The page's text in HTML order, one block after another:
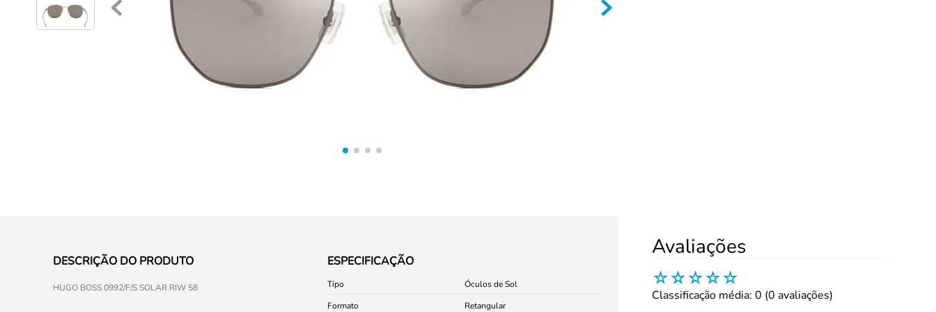
DESCRIÇÃO DO PRODUTO
HUGO BOSS 0992/F/S SOLAR RIW 58
ESPECIFICAÇÃO
Tipo
Óculos de Sol
Formato
Retangular
Avaliações
☆☆☆☆☆
Classificação média: 0 (0 avaliações)